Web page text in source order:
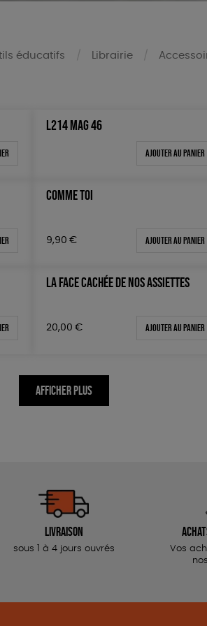
éducatifs Librairie
Mots clés
L214 MAG 46
Ajouter au panier
COMME TOI
9,90 € Ajouter au panier
LA FACE CACHÉE DE NOS ASSIETTES
20,00 € Ajouter au panier
AFFICHER PLUS
Livraison
sous 1 à 4 jours ouvrés
Vos